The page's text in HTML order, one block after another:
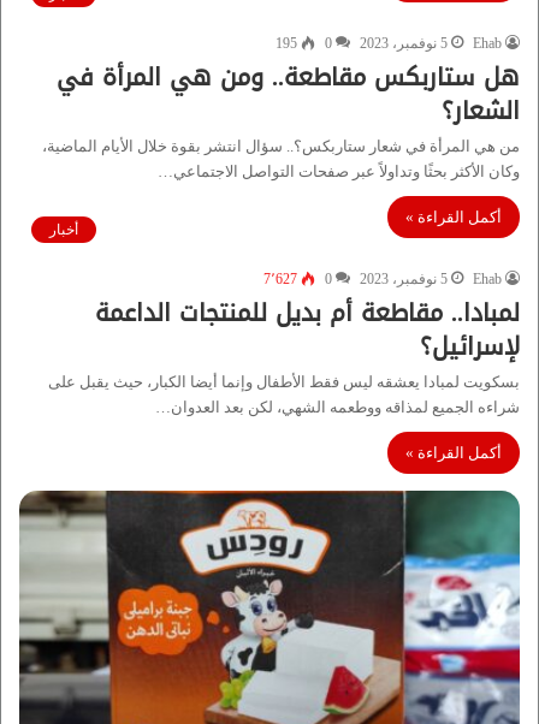
Ehab 5 نوفمبر، 2023 0
195
هل ستاربكس مقاطعة.. ومن هي المرأة في
الشعار؟
من هي المرأة في شعار ستاربكس؟.. سؤال انتشر بقوة خلال الأيام الماضية،
وكان الأكثر بحثًا وتداولاً عبر صفحات التواصل الاجتماعي…
أكمل القراءة »
أخبار
Ehab 5 نوفمبر، 2023 0 7٬627
لمبادا.. مقاطعة أم بديل للمنتجات الداعمة
لإسرائيل؟
بسكويت لمبادا يعشقه ليس فقط الأطفال وإنما أيضا الكبار، حيث يقبل على
شراءه الجميع لمذاقه ووطعمه الشهي، لكن بعد العدوان…
أكمل القراءة »